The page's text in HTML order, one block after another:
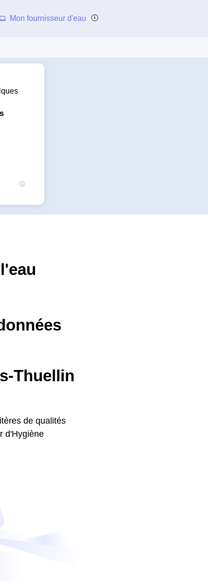
Mon fournisseur d'eau
Thuellin
de qualités
d'Hygiène